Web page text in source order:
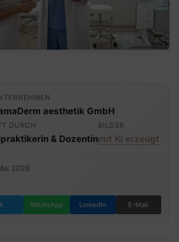
aesthetik GmbH
DURCH
& Dozentin
BILDER
mit KI erzeugt
2026
X WhatsApp LinkedIn E-Mail